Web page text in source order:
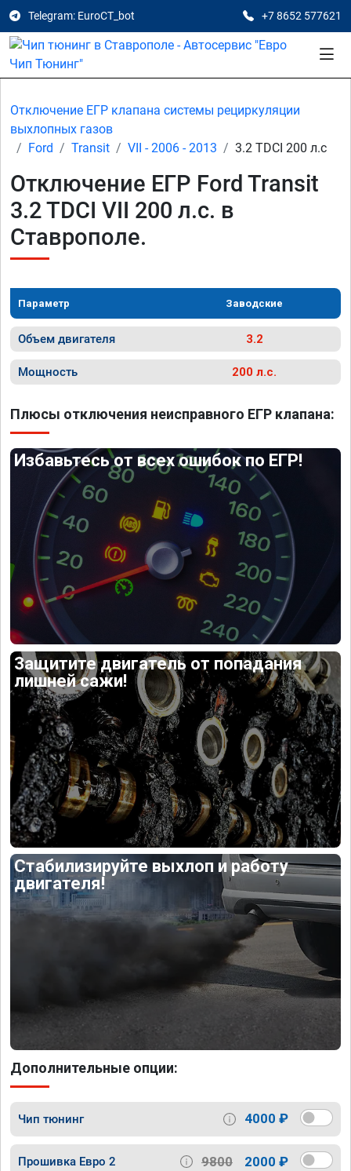
Telegram: EuroCT_bot +7 8652 577621
Отключение ЕГР клапана системы рециркуляции
выхлопных газов
Ford
Transit VII - 2006 - 2013 3.2 TDCI 200 л.с
Отключение ЕГР Ford Transit
3.2 TDCI VII 200 л.с. в
Ставрополе.
Параметр Заводские
Объем двигателя 3.2
Мощность 200 л.с.
Плюсы отключения неисправного ЕГР клапана:
Избавьтесь от всех ошибок по ЕГР!
Защитите двигатель от попадания
лишней сажи!
Стабилизируйте выхлоп и работу
двигателя!
Дополнительные опции:
Чип тюнинг 4000 ₽
Прошивка Евро 2 9800 2000 ₽